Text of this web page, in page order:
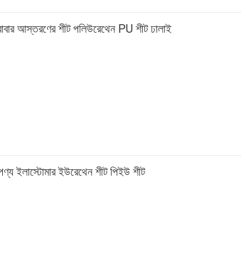
আস্তরণের শীট পলিউরেথেন PU শীট ঢালাই
ইলাস্টোমার ইউরেথেন শীট পিইউ শীট